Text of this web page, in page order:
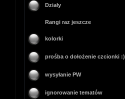
Działy
Rangi raz jeszcze
kolorki
prośba o dołożenie czcionki :)
wysyłanie PW
ignorowanie tematów